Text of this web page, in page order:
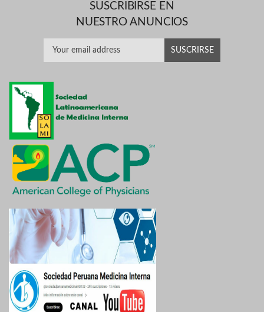
SUSCRIBIRSE EN
NUESTRO ANUNCIOS